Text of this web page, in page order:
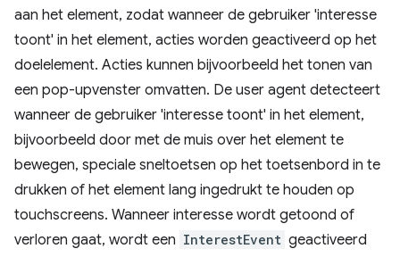
aan het element, zodat wanneer de gebruiker 'interesse
toont' in het element, acties worden geactiveerd op het
doelelement. Acties kunnen bijvoorbeeld het tonen van
een pop-upvenster omvatten. De user agent detecteert
wanneer de gebruiker 'interesse toont' in het element,
bijvoorbeeld door met de muis over het element te
bewegen, speciale sneltoetsen op het toetsenbord in te
drukken of het element lang ingedrukt te houden op
touchscreens. Wanneer interesse wordt getoond of
verloren gaat, wordt een InterestEvent geactiveerd